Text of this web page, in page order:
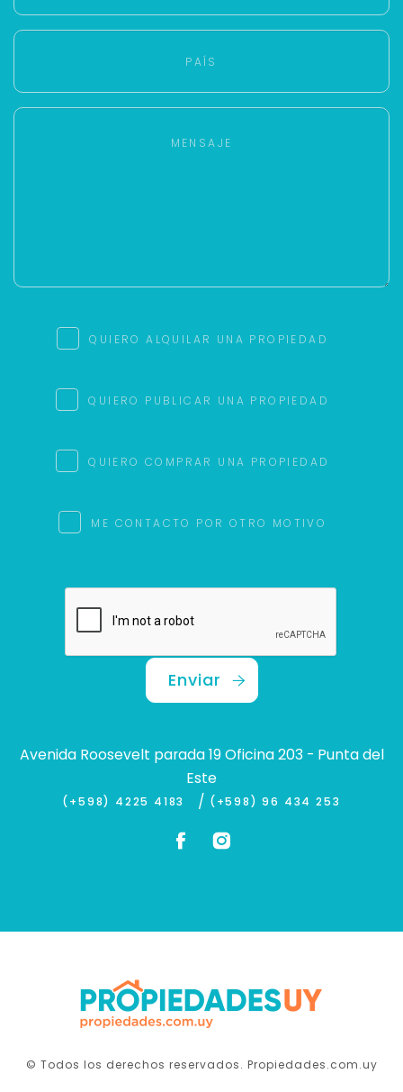
QUIERO ALQUILAR UNA PROPIEDAD
QUIERO PUBLICAR UNA PROPIEDAD
QUIERO COMPRAR UNA PROPIEDAD
ME CONTACTO POR OTRO MOTIVO
Enviar
Avenida Roosevelt parada 19 Oficina 203 - Punta del
Este
(+598) 4225 4183 / (+598) 96 434 253
© Todos los derechos reservados. Propiedades.com.uy